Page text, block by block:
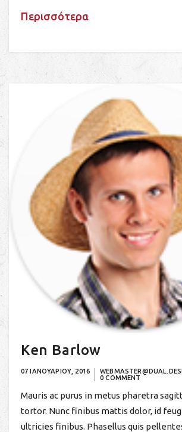
Περισσότερα
Ken Barlow
07 ΙΑΝΟΥΑΡΙΟΥ, 2016
0 COMMENT
Mauris ac purus in metus pharetra
tortor. Nunc finibus mattis dolor, id
ultricies finibus. Phasellus quis